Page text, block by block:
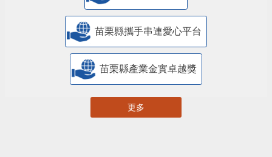
苗栗縣攜手串連愛心平台
苗栗縣產業金實卓越獎
更多